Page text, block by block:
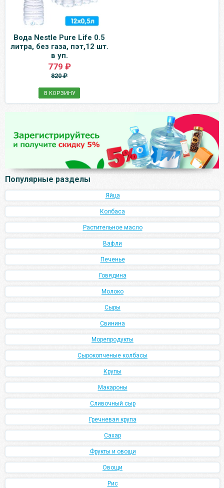
Вода Nestle Pure Life 0.5
литра, без газа, пэт,12 шт.
в уп.
779 ₽
820 ₽
В КОРЗИНУ
Популярные разделы
Яйца
Колбаса
Растительное масло
Вафли
Печенье
Говядина
Молоко
Сыры
Свинина
Морепродукты
Сырокопченые колбасы
Крупы
Макароны
Сливочный сыр
Гречневая крупа
Сахар
Фрукты и овощи
Овощи
Рис